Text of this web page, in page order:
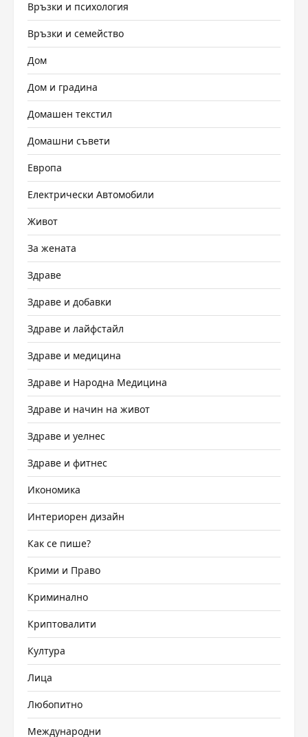
Връзки и психология
Връзки и семейство
Дом
Дом и градина
Домашен текстил
Домашни съвети
Европа
Електрически Автомобили
Живот
За жената
Здраве
Здраве и добавки
Здраве и лайфстайл
Здраве и медицина
Здраве и Народна Медицина
Здраве и начин на живот
Здраве и уелнес
Здраве и фитнес
Икономика
Интериорен дизайн
Как се пише?
Крими и Право
Криминално
Криптовалити
Култура
Лица
Любопитно
Международни